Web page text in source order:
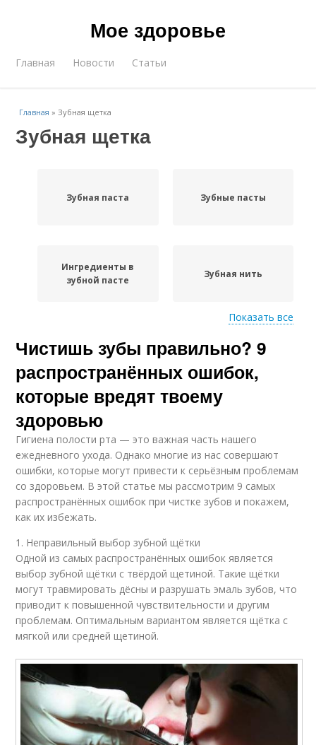
Мое здоровье
Главная Новости Статьи
Главная »Зубная щетка
Зубная щетка
Зубная паста Зубные пасты
Ингредиенты в
зубной пасте
Зубная нить
Щетка для взрослых
Щетка для пожилого
человека
Зубные протезы
Зубные щётки Мягкая щетка
Щетка при чистке Давление на щетку
пасты
правильного ухода
Зубной камень
Давление на зубную
щетку
Показать все
Чистишь зубы правильно? 9
распространённых ошибок,
которые вредят твоему
здоровью
Гигиена полости рта — это важная часть нашего
ежедневного ухода. Однако многие из нас совершают
ошибки, которые могут привести к серьёзным проблемам
со здоровьем. В этой статье мы рассмотрим 9 самых
распространённых ошибок при чистке зубов и покажем,
как их избежать.
1. Неправильный выбор зубной щётки
Одной из самых распространённых ошибок является
выбор зубной щётки с твёрдой щетиной. Такие щётки
могут травмировать дёсны и разрушать эмаль зубов, что
приводит к повышенной чувствительности и другим
проблемам. Оптимальным вариантом является щётка с
мягкой или средней щетиной.